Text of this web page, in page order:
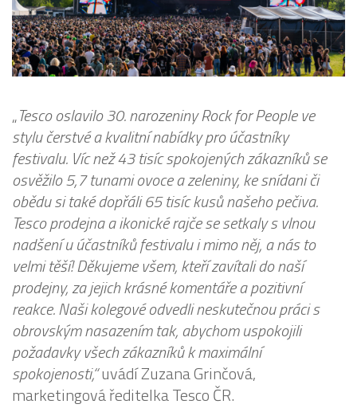
„Tesco oslavilo 30. narozeniny Rock for People ve
stylu čerstvé a kvalitní nabídky pro účastníky
festivalu. Víc než 43 tisíc spokojených zákazníků se
osvěžilo 5,7 tunami ovoce a zeleniny, ke snídani či
obědu si také dopřáli 65 tisíc kusů našeho pečiva.
Tesco prodejna a ikonické rajče se setkaly s vlnou
nadšení u účastníků festivalu i mimo něj, a nás to
velmi těší! Děkujeme všem, kteří zavítali do naší
prodejny, za jejich krásné komentáře a pozitivní
reakce. Naši kolegové odvedli neskutečnou práci s
obrovským nasazením tak, abychom uspokojili
požadavky všech zákazníků k maximální
spokojenosti,“uvádí Zuzana Grinčová,
marketingová ředitelka Tesco ČR.